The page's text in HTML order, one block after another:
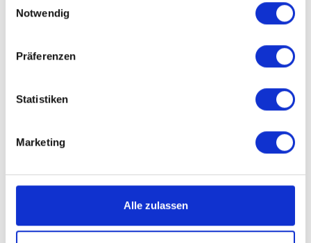
Notwendig
Präferenzen
Statistiken
Marketing
Alle zulassen